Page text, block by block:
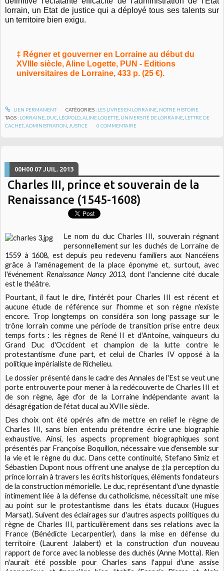
lorrain, un Etat de justice qui a déployé tous ses talents sur
un territoire bien exigu.
‡ Régner et gouverner en Lorraine au début du
XVIIIe siècle, Aline Logette, PUN - Editions
universitaires de Lorraine, 433 p. (25 €).
LIEN PERMANENT CATÉGORIES : LES LIVRES EN LORRAINE, NOTRE HISTOIRE
TAGS : LORRAINE DUC LÉOPOLD ,ALINE LOGETTE UNIVERSITÉ DE LORRAINE LETTRE DE
CACHET,ADMINISTRATION JUSTICE 0 COMMENTAIRE
00H00 07 JUIL. 2013
Charles III, prince et souverain de la
Renaissance (1545-1608)
Le nom du duc Charles III, souverain régnant
personnellement sur les duchés de Lorraine de
1559 à 1608, est depuis peu redevenu familiers aux Nancéiens
grâce à l'aménagement de la place éponyme et, surtout, avec
l'événement Renaissance Nancy 2013, dont l'ancienne cité ducale
est le théâtre.
Pourtant, il faut le dire, l'intérêt pour Charles III est récent et
aucune étude de référence sur l'homme et son règne n'existe
encore. Trop longtemps on considéra son long passage sur le
trône lorrain comme une période de transition prise entre deux
temps forts : les règnes de René II et d'Antoine, vainqueurs du
Grand Duc d'Occident et champion de la lutte contre le
protestantisme d'une part, et celui de Charles IV opposé à la
politique impérialiste de Richelieu.
Le dossier présenté dans le cadre des Annales de l'Est se veut une
porte entrouverte pour mener à la redécouverte de Charles III et
de son règne, âge d'or de la Lorraine indépendante avant la
désagrégation de l'état ducal au XVIIe siècle.
Des choix ont été opérés afin de mettre en relief le règne de
Charles III, sans bien entendu prétendre écrire une biographie
exhaustive. Ainsi, les aspects proprement biographiques sont
présentés par Françoise Boquillon, nécessaire vue d'ensemble sur
la vie et le règne du duc. Dans cette continuité, Stefano Simiz et
Sébastien Dupont nous offrent une analyse de ‡la perception du
prince lorrain à travers les écrits historiques, éléments fondateurs
de la construction mémorielle. Le duc, représentant d'une dynastie
intimement liée à la défense du catholicisme, nécessitait une mise
au point sur le protestantisme dans les états ducaux (Hugues
Marsat). Suivent des éclairages sur d'autres aspects politiques du
règne de Charles III, particulièrement dans ses relations avec la
France (Bénédicte Lecarpentier), dans la mise en défense du
territoire (Laurent Jalabert) et la construction d'un nouveau
rapport de force avec la noblesse des duchés (Anne Motta). Rien
n'aurait été possible pour Charles sans l'appui d'une assise